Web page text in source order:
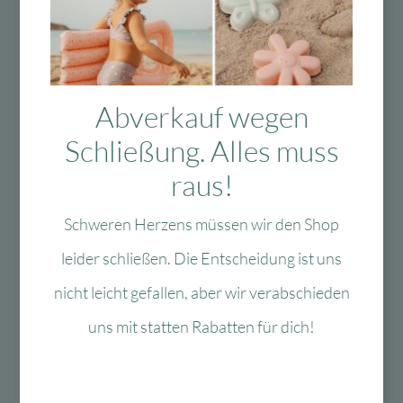
Das Passt dazu
Das könnte Dir auch
gefallen
-40 %
Abverkauf wegen
Schließung. Alles muss
raus!
Schweren Herzens müssen wir den Shop
leider schließen. Die Entscheidung ist uns
nicht leicht gefallen, aber wir verabschieden
uns mit statten Rabatten für dich!